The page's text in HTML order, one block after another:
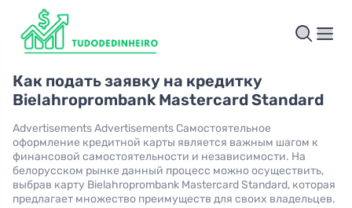
Как подать заявку на кредитку
Bielahroprombank Mastercard Standard
Advertisements Advertisements Самостоятельное
оформление кредитной карты является важным шагом к
финансовой самостоятельности и независимости. На
белорусском рынке данный процесс можно осуществить,
выбрав карту Bielahroprombank Mastercard Standard, которая
предлагает множество преимуществ для своих владельцев.